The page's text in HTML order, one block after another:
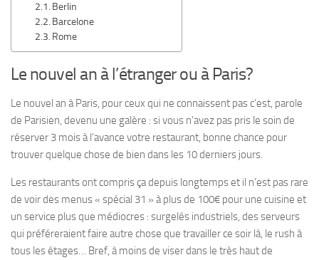
Berlin
Barcelone
Rome
Le nouvel an à l’étranger ou à Paris?
Le nouvel an à Paris, pour ceux qui ne connaissent pas c’est, parole
de Parisien, devenu une galère : si vous n’avez pas pris le soin de
réserver 3 mois à l’avance votre restaurant, bonne chance pour
trouver quelque chose de bien dans les 10 derniers jours.
Les restaurants ont compris ça depuis longtemps et il n’est pas rare
de voir des menus « spécial 31 » à plus de 100€ pour une cuisine et
un service plus que médiocres : surgelés industriels, des serveurs
qui préféreraient faire autre chose que travailler ce soir là, le rush à
tous les étages… Bref, à moins de viser dans le très haut de